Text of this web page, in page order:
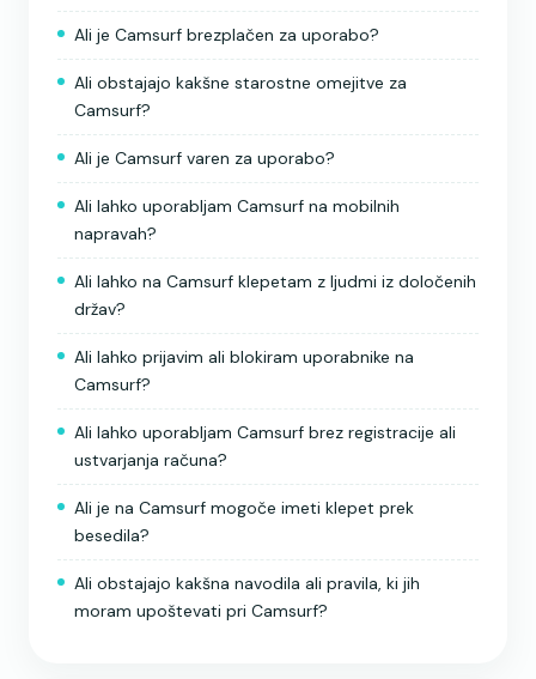
Ali je Camsurf brezplačen za uporabo?
Ali obstajajo kakšne starostne omejitve za
Camsurf?
Ali je Camsurf varen za uporabo?
Ali lahko uporabljam Camsurf na mobilnih
napravah?
Ali lahko na Camsurf klepetam z ljudmi iz določenih
držav?
Ali lahko prijavim ali blokiram uporabnike na
Camsurf?
Ali lahko uporabljam Camsurf brez registracije ali
ustvarjanja računa?
Ali je na Camsurf mogoče imeti klepet prek
besedila?
Ali obstajajo kakšna navodila ali pravila, ki jih
moram upoštevati pri Camsurf?